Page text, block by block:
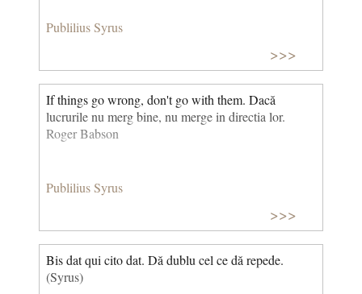
Publilius Syrus
>>>
If things go wrong, don't go with them. Dacă
lucrurile nu merg bine, nu merge in directia lor.
Roger Babson
Publilius Syrus
>>>
Bis dat qui cito dat. Dă dublu cel ce dă repede.
(Syrus)